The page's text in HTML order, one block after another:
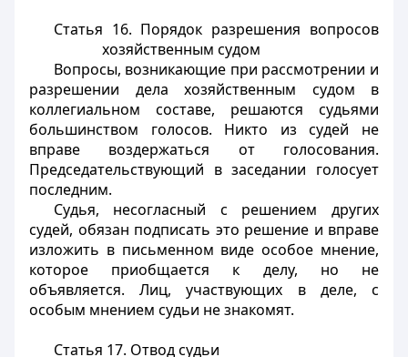
Статья 16. Порядок разрешения вопросов
хозяйственным судом
Вопросы, возникающие при рассмотрении и
разрешении дела хозяйственным судом в
коллегиальном составе, решаются судьями
большинством голосов. Никто из судей не
вправе воздержаться от голосования.
Председательствующий в заседании голосует
последним.
Судья, несогласный с решением других
судей, обязан подписать это решение и вправе
изложить в письменном виде особое мнение,
которое приобщается к делу, но не
объявляется. Лиц, участвующих в деле, с
особым мнением судьи не знакомят.
Статья 17. Отвод судьи